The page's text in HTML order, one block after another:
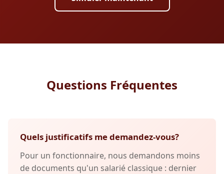
Questions Fréquentes
Quels justificatifs me demandez-vous?
Pour un fonctionnaire, nous demandons moins
de documents qu'un salarié classique : dernier